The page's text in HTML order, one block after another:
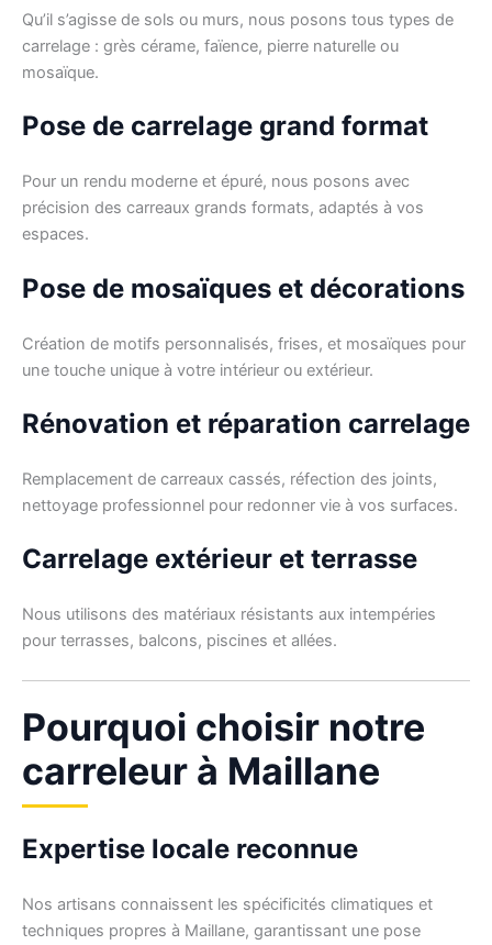
Qu’il s’agisse de sols ou murs, nous posons tous types de
carrelage : grès cérame, faïence, pierre naturelle ou
mosaïque.
Pose de carrelage grand format
Pour un rendu moderne et épuré, nous posons avec
précision des carreaux grands formats, adaptés à vos
espaces.
Pose de mosaïques et décorations
Création de motifs personnalisés, frises, et mosaïques pour
une touche unique à votre intérieur ou extérieur.
Rénovation et réparation carrelage
Remplacement de carreaux cassés, réfection des joints,
nettoyage professionnel pour redonner vie à vos surfaces.
Carrelage extérieur et terrasse
Nous utilisons des matériaux résistants aux intempéries
pour terrasses, balcons, piscines et allées.
Pourquoi choisir notre
carreleur à Maillane
Expertise locale reconnue
Nos artisans connaissent les spécificités climatiques et
techniques propres à Maillane, garantissant une pose